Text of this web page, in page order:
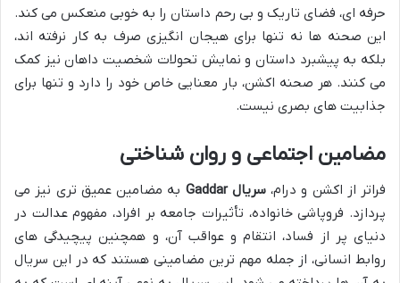
حرفه ای، فضای تاریک و بی رحم داستان را به خوبی منعکس می کند.
این صحنه ها نه تنها برای هیجان انگیزی صرف به کار نرفته اند،
بلکه به پیشبرد داستان و نمایش تحولات شخصیت داهان نیز کمک
می کنند. هر صحنه اکشن، بار معنایی خاص خود را دارد و تنها برای
جذابیت های بصری نیست.
مضامین اجتماعی و روان شناختی
فراتر از اکشن و درام،سریال Gaddar
به مضامین عمیق تری نیز می
پردازد. فروپاشی خانواده، تأثیرات جامعه بر افراد، مفهوم عدالت در
دنیای پر از فساد، انتقام و عواقب آن، و همچنین پیچیدگی های
روابط انسانی، از جمله مهم ترین مضامینی هستند که در این سریال